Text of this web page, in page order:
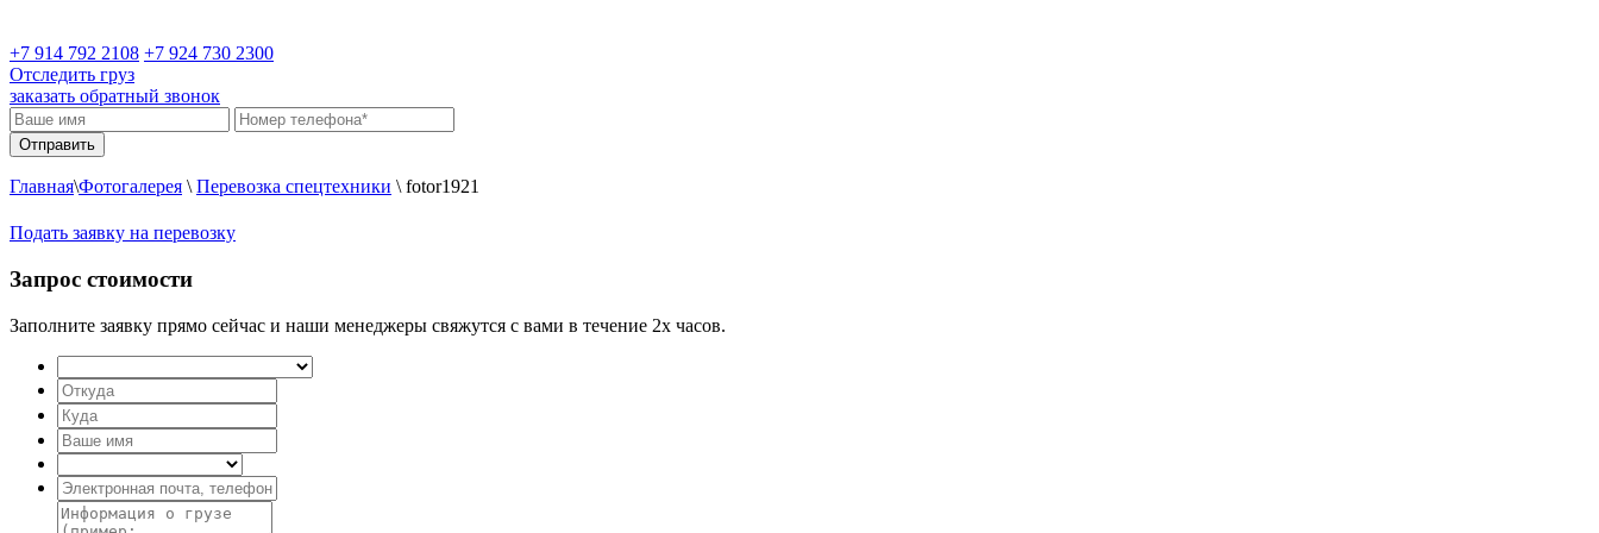
+7 914 792 2108 +7 924 730 2300
Отследить груз
заказать обратный звонок
Главная\Фотогалерея \ Перевозка спецтехники \ fotor1921
Подать заявку на перевозку
Запрос стоимости
Заполните заявку прямо сейчас и наши менеджеры свяжутся с вами в течение 2х часов.